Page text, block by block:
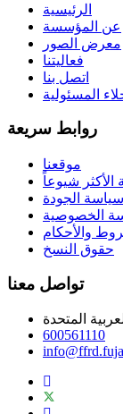
الرئيسية
عن المؤسسة
معرض الصور
فعاليتنا
اتصل بنا
المسئولية
روابط سريعة
موقعنا
الأكثر شيوعاً
سياسة الجودة
الخصوصية
والأحكام
حقوق النسخ
تواصل معنا
المتحدة
600561110